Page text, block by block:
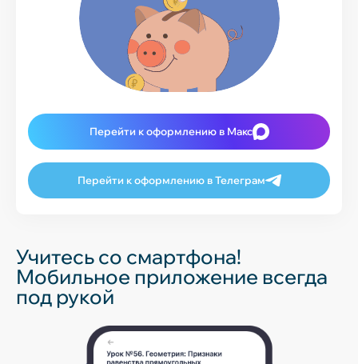
Перейти к оформлению в Макс
Перейти к оформлению в Телеграм
Учитесь со смартфона!
Мобильное приложение всегда
под рукой